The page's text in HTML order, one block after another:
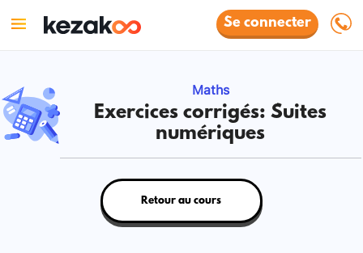
Se connecter
Maths
Exercices corrigés: Suites
numériques
Retour au cours